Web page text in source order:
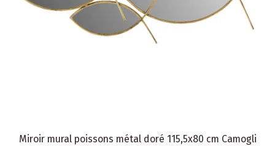
Miroir mural poissons métal doré 115,5x80 cm Camogli